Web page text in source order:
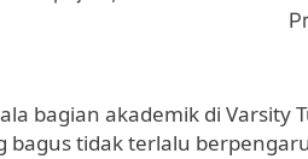
bagian akademik di
bagus tidak terlalu